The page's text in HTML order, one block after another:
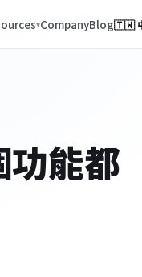
CompanyBlog🇹🇼
能都